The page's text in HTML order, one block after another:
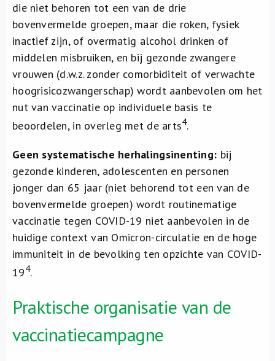
die niet behoren tot een van de drie
bovenvermelde groepen, maar die roken, fysiek
inactief zijn, of overmatig alcohol drinken of
middelen misbruiken, en bij gezonde zwangere
vrouwen (d.w.z. zonder comorbiditeit of verwachte
hoogrisicozwangerschap) wordt aanbevolen om het
nut van vaccinatie op individuele basis te
beoordelen, in overleg met de arts4.
Geen systematische herhalingsinenting: bij
gezonde kinderen, adolescenten en personen
jonger dan 65 jaar (niet behorend tot een van de
bovenvermelde groepen) wordt routinematige
vaccinatie tegen COVID-19 niet aanbevolen in de
huidige context van Omicron-circulatie en de hoge
immuniteit in de bevolking ten opzichte van COVID-
194.
Praktische organisatie van de
vaccinatiecampagne